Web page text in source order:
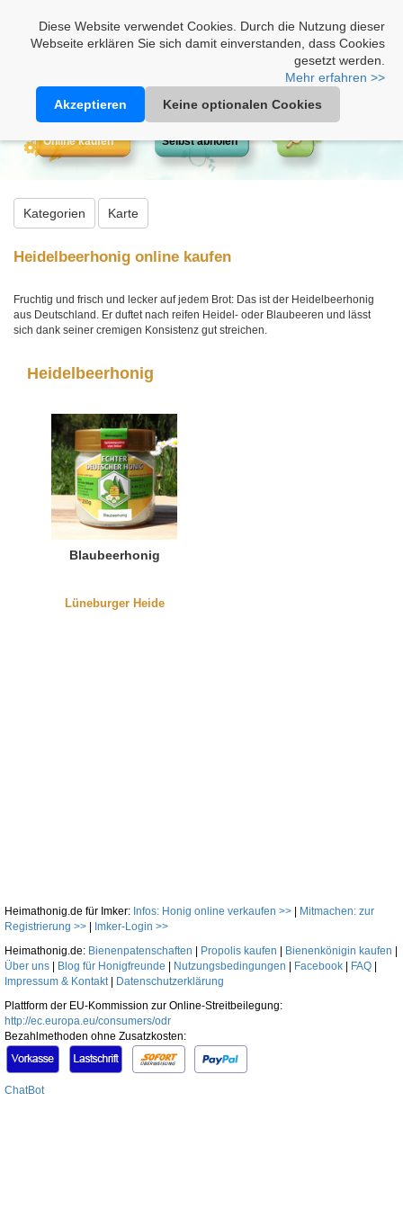
Diese Website verwendet Cookies. Durch die Nutzung dieser
Webseite erklären Sie sich damit einverstanden, dass Cookies
gesetzt werden.
Mehr erfahren >>
Akzeptieren
Keine optionalen Cookies
Online kaufen Selbst abholen
Kategorien Karte
Heidelbeerhonig online kaufen
Fruchtig und frisch und lecker auf jedem Brot: Das ist der Heidelbeerhonig
aus Deutschland. Er duftet nach reifen Heidel- oder Blaubeeren und lässt
sich dank seiner cremigen Konsistenz gut streichen.
Heidelbeerhonig
Blaubeerhonig
Lüneburger Heide
Heimathonig.de für Imker: Infos: Honig online verkaufen >>
Mitmachen: zur
Registrierung >>
Imker-Login >>
Heimathonig.de: Bienenpatenschaften Propolis kaufen Bienenkönigin kaufen
Über uns
Blog für Honigfreunde Nutzungsbedingungen Facebook FAQ
Impressum & Kontakt|
Datenschutzerklärung
Plattform der EU-Kommission zur Online-Streitbeilegung:
http://ec.europa.eu/consumers/odr
Bezahlmethoden ohne Zusatzkosten:
ChatBot